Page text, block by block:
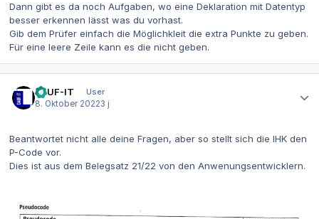
Dann gibt es da noch Aufgaben, wo eine Deklaration mit Datentyp
besser erkennen lässt was du vorhast.
Gib dem Prüfer einfach die Möglichkleit die extra Punkte zu geben.
Für eine leere Zeile kann es die nicht geben.
DAUF-IT
User
8. Oktober 20223 j
Beantwortet nicht alle deine Fragen, aber so stellt sich die IHK den
P-Code vor.
Dies ist aus dem Belegsatz 21/22 von den Anwenungsentwicklern.